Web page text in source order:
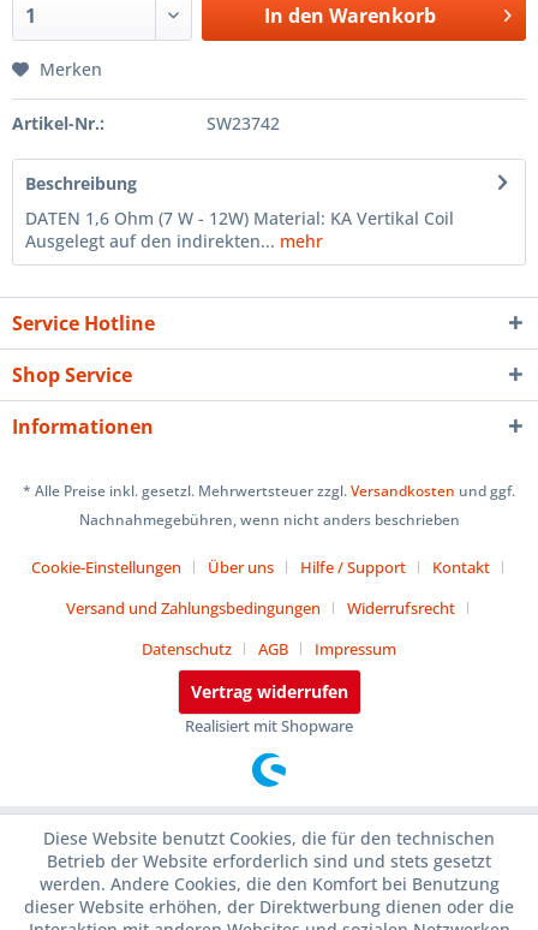
In den Warenkorb
Merken
Artikel-Nr.: SW23742
Beschreibung
DATEN 1,6 Ohm (7 W - 12W) Material: KA Vertikal Coil
Ausgelegt auf den indirekten... mehr
Service Hotline
Shop Service
Informationen
* Alle Preise inkl. gesetzl. Mehrwertsteuer zzgl.Versandkosten und ggf.
Nachnahmegebühren, wenn nicht anders beschrieben
Cookie-Einstellungen Über uns Hilfe / Support
Kontakt
Versand und Zahlungsbedingungen
Widerrufsrecht
Datenschutz
AGB Impressum
Vertrag widerrufen
Realisiert mit Shopware
Diese Website benutzt Cookies, die für den technischen
Betrieb der Website erforderlich sind und stets gesetzt
werden. Andere Cookies, die den Komfort bei Benutzung
dieser Website erhöhen, der Direktwerbung dienen oder die